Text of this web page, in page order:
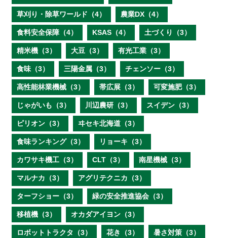
草刈り・除草ワールド（4） 農業DX（4）
食料安全保障（4） KSAS（4） 土づくり（3）
精米機（3） 大豆（3） 有光工業（3）
食味（3） 三陽金属（3） チェンソー（3）
高性能林業機械（3） 帯広展（3） 可変施肥（3）
じゃがいも（3） 川辺農研（3） スイデン（3）
ピリオン（3） ヰセキ北海道（3）
食味ランキング（3） リョーキ（3）
カワサキ機工（3） CLT（3） 南星機械（3）
マルナカ（3） アグリテクニカ（3）
ターフショー（3） 緑の安全推進協会（3）
移植機（3） オカダアイヨン（3）
ロボットトラクタ（3） 花き（3） 暑さ対策（3）